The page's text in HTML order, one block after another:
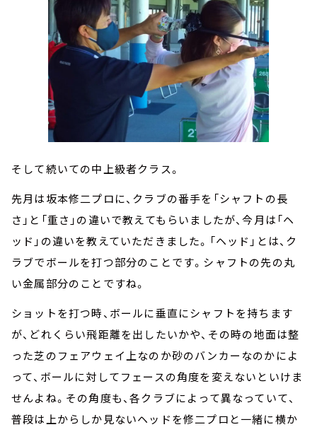
そして続いての中上級者クラス。
先月は坂本修二プロに、クラブの番手を「シャフトの長
さ」と「重さ」の違いで教えてもらいましたが、今月は「ヘ
ッド」の違いを教えていただきました。「ヘッド」とは、ク
ラブでボールを打つ部分のことです。シャフトの先の丸
い金属部分のことですね。
ショットを打つ時、ボールに垂直にシャフトを持ちます
が、どれくらい飛距離を出したいかや、その時の地面は整
った芝のフェアウェイ上なのか砂のバンカーなのかによ
って、ボールに対してフェースの角度を変えないといけま
せんよね。その角度も、各クラブによって異なっていて、
普段は上からしか見ないヘッドを修二プロと一緒に横か